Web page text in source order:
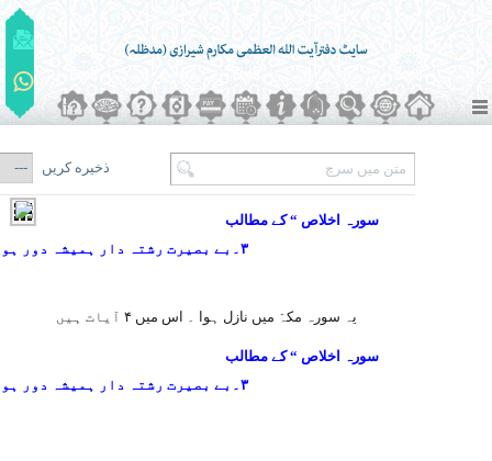
ذخیره کریں
سورہ اخلاص “ کے مطالب
۳۔بے بصیرت رشتہ دار ہمیشہ دور ہوتے ہیں۔
یہ سورہ مکہّ میں نازل ہوا ۔ اس میں ۴ آیات ہیں
سورہ اخلاص “ کے مطالب
۳۔بے بصیرت رشتہ دار ہمیشہ دور ہوتے ہیں۔